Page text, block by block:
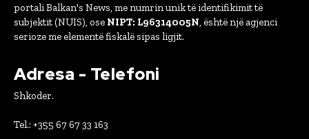
portali Balkan's News, me numrin unik të identifikimit të
subjektit (NUIS), ose NIPT: L96314005N , është një agjenci
serioze me elementë fiskalë sipas ligjit.
Adresa - Telefoni
Shkoder.
Tel.: +355 67 67 33 163